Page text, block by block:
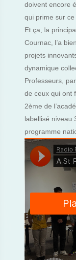
doivent encore
qui prime sur ce
Et ça, la
Cournac, l’a
projets
dynamique
Professeurs,
de ceux qui ont
2ème de
labellisé niveau
programme